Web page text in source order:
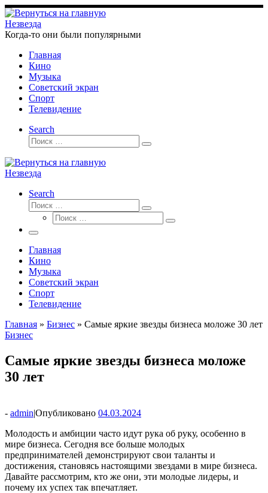
Перейти
к
содержимому
Незвезда
Когда-то они были популярными
Главная
Кино
Музыка
Советский экран
Спорт
Телевидение
Search
Поиск
Поиск
Незвезда
Search
Поиск
Поиск
Поиск
Поиск
Меню
Главная
Кино
Музыка
Советский экран
Спорт
Телевидение
Главная » Бизнес » Самые яркие звезды бизнеса моложе 30 лет
Бизнес
Самые яркие звезды бизнеса моложе
30 лет
- admin|Опубликовано 04.03.2024
Молодость и амбиции часто идут рука об руку, особенно в
мире бизнеса. Сегодня все больше молодых
предпринимателей демонстрируют свои таланты и
достижения, становясь настоящими звездами в мире бизнеса.
Давайте рассмотрим, кто же они, эти молодые лидеры, и
почему их успех так впечатляет.